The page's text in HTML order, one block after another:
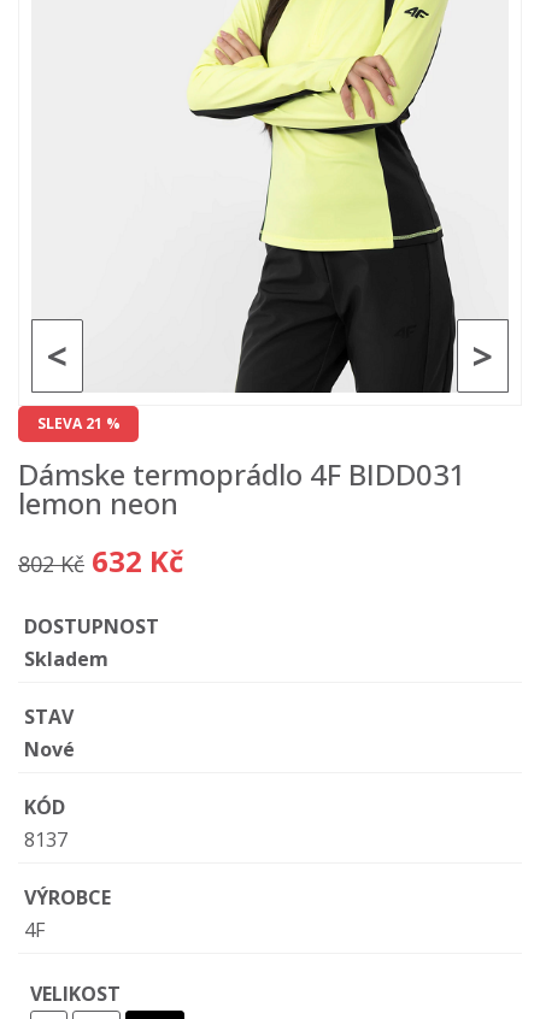
>
<
SLEVA 21 %
Dámske termoprádlo 4F BIDD031
lemon neon
802 Kč 632 Kč
DOSTUPNOST
Skladem
STAV
Nové
KÓD
8137
VÝROBCE
4F
VELIKOST